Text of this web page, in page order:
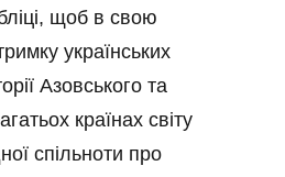
щоб в свою
українських
Азовського та
країнах світу
спільноти про